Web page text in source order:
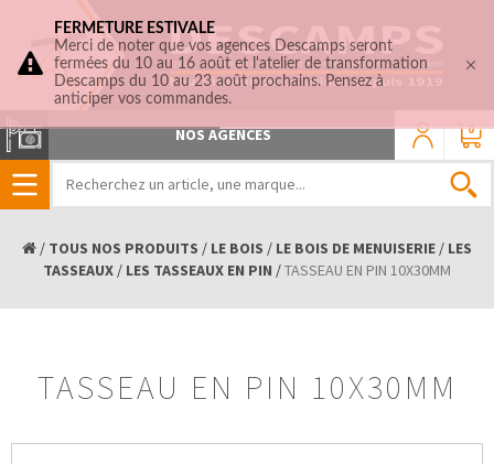
0
NOS AGENCES
/ TOUS NOS PRODUITS / LE BOIS / LE BOIS DE MENUISERIE / LES
TASSEAUX / LES TASSEAUX EN PIN /TASSEAU EN PIN 10X30MM
TASSEAU EN PIN 10X30MM
FERMETURE ESTIVALE
Merci de noter que vos agences Descamps seront
fermées du 10 au 16 août et l'atelier de transformation
Descamps du 10 au 23 août prochains. Pensez à
anticiper vos commandes.